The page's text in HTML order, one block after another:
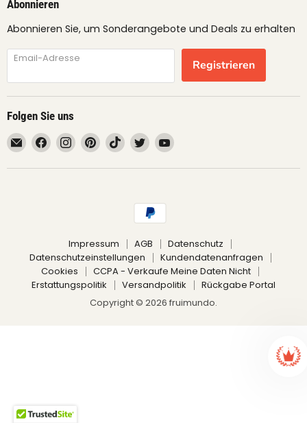
Abonnieren
Abonnieren Sie, um Sonderangebote und Deals zu erhalten
Email-Adresse Registrieren
Folgen Sie uns
Email
fruimundo
Finden
Sie
uns
Finden
Sie
uns
Finden
Sie
uns
Finden
Sie
uns
Finden
Sie
uns
Finden
uns
Impressum AGB
Datenschutz
Datenschutzeinstellungen
Kundendatenanfragen
Cookies
CCPA - Verkaufe Meine Daten Nicht
Erstattungspolitik
Versandpolitik
Rückgabe Portal
Copyright © 2026 fruimundo.